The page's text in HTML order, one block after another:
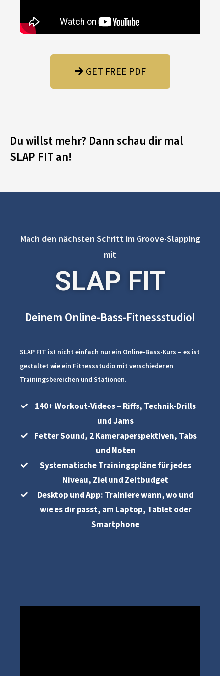
GET FREE PDF
Du willst mehr? Dann schau dir mal
SLAP FIT an!
Mach den nächsten Schritt im Groove-Slapping
mit
SLAP FIT
Deinem Online-Bass-Fitnessstudio!
SLAP FIT ist nicht einfach nur ein Online-Bass-Kurs – es ist
gestaltet wie ein Fitnessstudio mit verschiedenen
Trainingsbereichen und Stationen.
140+ Workout-Videos – Riffs, Technik-Drills
und Jams
Fetter Sound, 2 Kameraperspektiven, Tabs
und Noten
Systematische Trainingspläne für jedes
Niveau, Ziel und Zeitbudget
Desktop und App: Trainiere wann, wo und
wie es dir passt, am Laptop, Tablet oder
Smartphone